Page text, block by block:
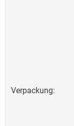
Verpackung: